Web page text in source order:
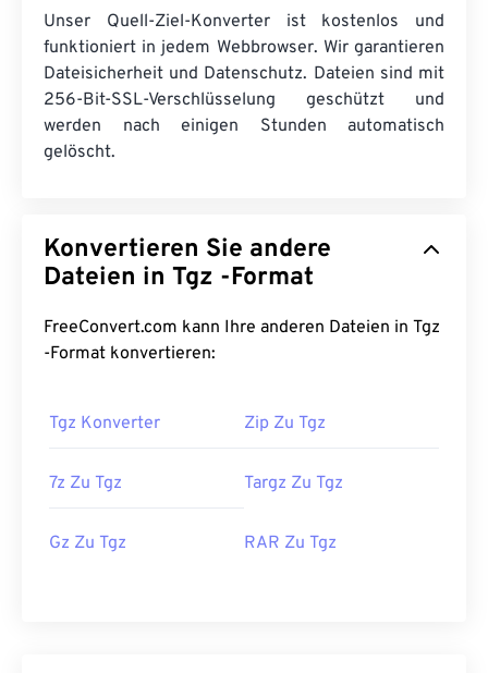
Unser Quell-Ziel-Konverter ist kostenlos und
funktioniert in jedem Webbrowser. Wir garantieren
Dateisicherheit und Datenschutz. Dateien sind mit
256-Bit-SSL-Verschlüsselung geschützt und
werden nach einigen Stunden automatisch
gelöscht.
Konvertieren Sie andere
Dateien in Tgz -Format
FreeConvert.com kann Ihre anderen Dateien in Tgz
-Format konvertieren:
Tgz Konverter Zip Zu Tgz
7z Zu Tgz Targz Zu Tgz
Gz Zu Tgz RAR Zu Tgz